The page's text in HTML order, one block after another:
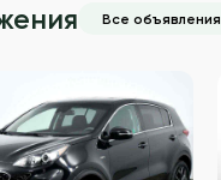
Все объявления